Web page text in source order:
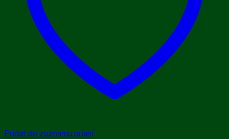
Pridať do zoznamu prianí